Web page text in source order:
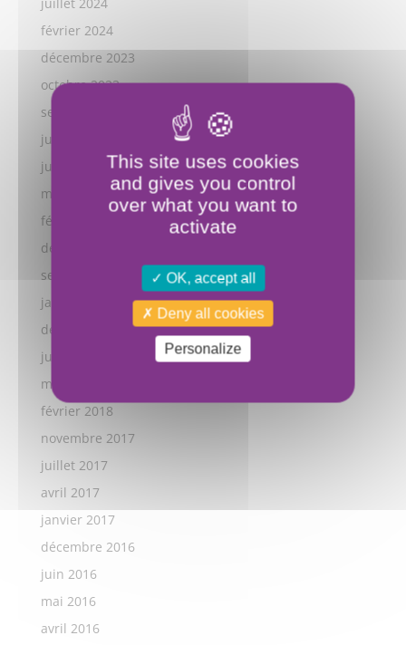
février 2024
décembre 2023
octobre 2023
septembre 2023
juillet 2023
juillet 2022
mars 2022
février 2022
décembre 2021
septembre 2021
janvier 2019
décembre 2018
juillet 2018
mai 2018
février 2018
novembre 2017
juillet 2017
avril 2017
janvier 2017
décembre 2016
juin 2016
mai 2016
avril 2016
This site uses cookies
and gives you control
over what you want to
activate
OK, accept all
Deny all cookies
Personalize